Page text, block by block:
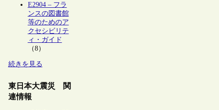
E2904 – フラ
ンスの図書館
等のためのア
クセシビリテ
ィ・ガイド
（8）
続きを見る
東日本大震災 関
連情報